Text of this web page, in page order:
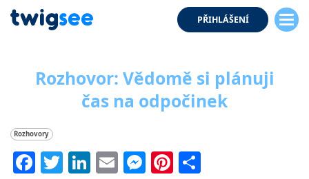
PŘIHLÁŠENÍ
Rozhovor: Vědomě si plánuji
čas na odpočinek
Rozhovory
Facebook
Twitter
LinkedIn
EmailMessenger
Pinterest